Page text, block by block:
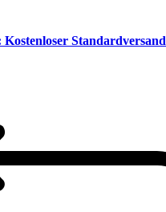
Kostenloser Standardversand